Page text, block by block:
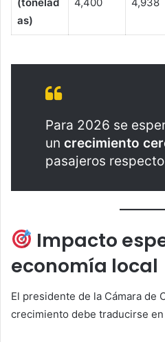
as)
Para 2026 se
un crecimiento
pasajeros
Impacto
economía local
El presidente de la Cámara de
crecimiento debe traducirse